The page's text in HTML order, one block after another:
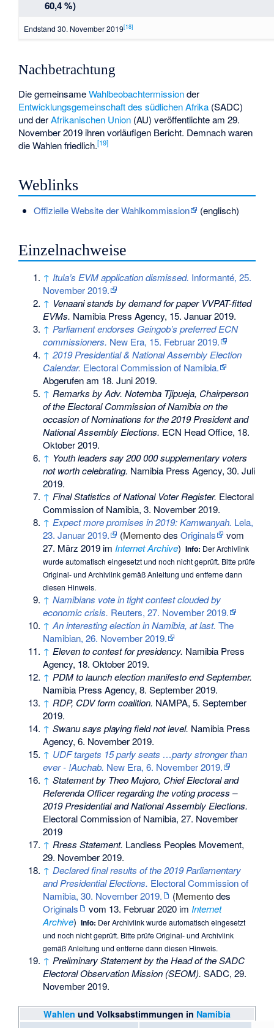
60,4 %)
Endstand 30. November 2019[18]
Nachbetrachtung
Die gemeinsameWahlbeobachtermissionder
Entwicklungsgemeinschaft des südlichen Afrika (SADC)
und derAfrikanischen Union (AU) veröffentlichte am 29.
November 2019 ihren vorläufigen Bericht. Demnach waren
die Wahlen friedlich.[19]
Weblinks
Offizielle Website der Wahlkommission (englisch)
Einzelnachweise
↑ Itula’s EVM application dismissed. Informanté, 25.
November 2019.
↑ Venaani stands by demand for paper VVPAT-fitted
EVMs. Namibia Press Agency, 15. Januar 2019.
↑ Parliament endorses Geingob’s preferred ECN
commissioners. New Era, 15. Februar 2019.
↑ 2019 Presidential & National Assembly Election
Calendar. Electoral Commission of Namibia.
Abgerufen am 18. Juni 2019.
↑ Remarks by Adv. Notemba Tjipueja, Chairperson
of the Electoral Commission of Namibia on the
occasion of Nominations for the 2019 President and
National Assembly Elections. ECN Head Office, 18.
Oktober 2019.
↑ Youth leaders say 200 000 supplementary voters
not worth celebrating. Namibia Press Agency, 30. Juli
2019.
↑ Final Statistics of National Voter Register. Electoral
Commission of Namibia, 3. November 2019.
↑ Expect more promises in 2019: Kamwanyah. Lela,
23. Januar 2019.
(MementodesOriginals
vom
27. März 2019 imInternet Archive) Info: Der Archivlink
wurde automatisch eingesetzt und noch nicht geprüft. Bitte prüfe
Original- und Archivlink gemäßAnleitung und entferne dann
diesen Hinweis.
↑ Namibians vote in tight contest clouded by
economic crisis. Reuters, 27. November 2019.
↑ An interesting election in Namibia, at last. The
Namibian, 26. November 2019.
↑ Eleven to contest for presidency. Namibia Press
Agency, 18. Oktober 2019.
↑ PDM to launch election manifesto end September.
Namibia Press Agency, 8. September 2019.
↑ RDP, CDV form coalition. NAMPA, 5. September
2019.
↑ Swanu says playing field not level. Namibia Press
Agency, 6. November 2019.
↑ UDF targets 15 parly seats …party stronger than
ever - !Auchab. New Era, 6. November 2019.
↑ Statement by Theo Mujoro, Chief Electoral and
Referenda Officer regarding the voting process –
2019 Presidential and National Assembly Elections.
Electoral Commission of Namibia, 27. November
2019
↑ Rress Statement. Landless Peoples Movement,
29. November 2019.
↑ Declared final results of the 2019 Parliamentary
and Presidential Elections. Electoral Commission of
Namibia, 30. November 2019.
(Mementodes
Originals
vom 13. Februar 2020 imInternet
Archive) Info: Der Archivlink wurde automatisch eingesetzt
und noch nicht geprüft. Bitte prüfe Original- und Archivlink
gemäßAnleitung und entferne dann diesen Hinweis.
↑ Preliminary Statement by the Head of the SADC
Electoral Observation Mission (SEOM). SADC, 29.
November 2019.
Wahlen und Volksabstimmungen in Namibia